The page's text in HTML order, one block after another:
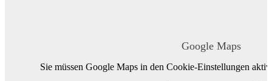
Google Maps
Sie müssen Google Maps in den Cookie-Einstellungen